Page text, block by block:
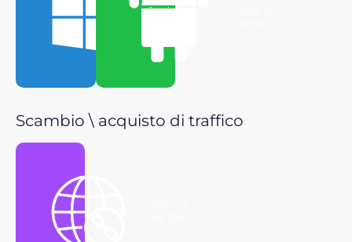
Scarica per
Scambio \ acquisto di traffico